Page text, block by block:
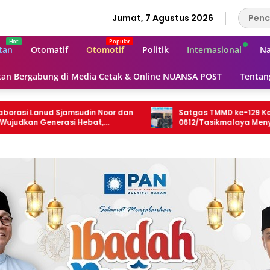
Jumat, 7 Agustus 2026
Otomatif Otomotif Politik Internasional
Bergabung di Media Cetak & Online NUANSA POST
Noor dan
Satgas TMMD ke-129 Kodim
0612/Tasikmalaya Menyatu Bersama
Warga di Masjid Al Huda